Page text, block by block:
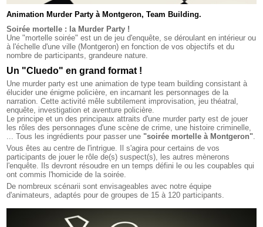
Animation Murder Party à Montgeron, Team Building.
Soirée mortelle : la Murder Party !
Une "mortelle soirée" est un de jeu d'enquête, se déroulant en intérieur ou
à l'échelle d'une ville (Montgeron) en fonction de vos objectifs et du
nombre de participants, grandeure nature.
Un "Cluedo" en grand format !
Une murder party est une animation de type team building consistant à
élucider une énigme policière, en incarnant les personnages de la
narration. Cette activité mêle subtilement improvisation, jeu théatral,
enquête, investigation et aventure policière.
Le principe et un des principaux attraits d'une murder party est de jouer
les rôles des personnages d'une scène de crime, une histoire criminelle,
... Tous les ingrédients pour passer une "soirée mortelle à Montgeron".
Vous êtes au centre de l'intrigue. Il s'agira pour certains de vos
participants de jouer le rôle de(s) suspect(s), les autres mènerons
l'enquête. Ils devront résoudre en un temps défini le ou les coupables qui
ont commis l'homicide de la soirée.
De nombreux scénarii sont envisageables avec notre équipe
d'animateurs, adaptés pour de groupes de 15 à 120 participants.